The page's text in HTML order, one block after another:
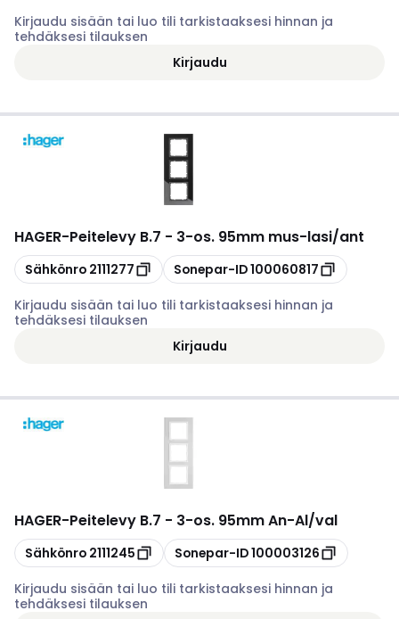
Kirjaudu sisään tai luo tili tarkistaaksesi hinnan ja
tehdäksesi tilauksen
Kirjaudu
HAGER-Peitelevy B.7 - 3-os. 95mm mus-lasi/ant
Kopioi
Sähkönro 2111277 Kopioi
Sonepar-ID100060817
Kirjaudu sisään tai luo tili tarkistaaksesi hinnan ja
tehdäksesi tilauksen
Kirjaudu
HAGER-Peitelevy B.7 - 3-os. 95mm An-Al/val
Kopioi
Sähkönro 2111245 Kopioi
Sonepar-ID100003126
Kirjaudu sisään tai luo tili tarkistaaksesi hinnan ja
tehdäksesi tilauksen